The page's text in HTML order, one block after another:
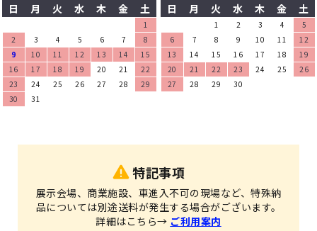
日
月 火 水 木 金 土
1
2
3 4 5 6 7
8
9
10 11 12 13 14
15
16
17 18 19 20 21
22
23
24 25 26 27 28
29
30
31
日
月 火 水 木 金 土
1 2 3 4
5
6
7 8 9 10 11
12
13
14 15 16 17 18
19
20
21 22 23 24 25
26
27
28 29 30
特記事項
展示会場、商業施設、車進入不可の現場など、特殊納
品については別途送料が発生する場合がございます。
詳細はこちら→ ご利用案内